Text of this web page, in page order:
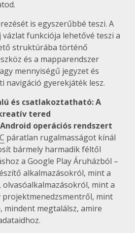
is egyszerűbbé teszi. A
funkciója lehetővé teszi a
struktúrába történő
és a mapparendszer
mennyiségű jegyzet és
navigáció gyerekjáték lesz.
és csatlakoztatható: A
tered
operációs rendszert
páratlan rugalmasságot kínál
bármely harmadik féltől
a Google Play Áruházból –
alkalmazásokról, mint a
mint a
projektmenedzsmentről, mint
mindent megtalálsz, amire